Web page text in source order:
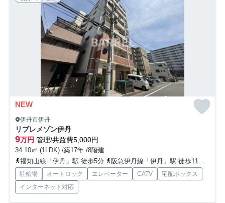
NEW
伊丹市伊丹
リブレメゾン伊丹
9万円 管理/共益費5,000円
34.10㎡ (1LDK) /築17年 /8階建
福知山線「伊丹」駅 徒歩5分
阪急伊丹線「伊丹」駅 徒歩11分
駐輪場 オートロック エレベーター CATV
宅配ボックス
インターネット対応